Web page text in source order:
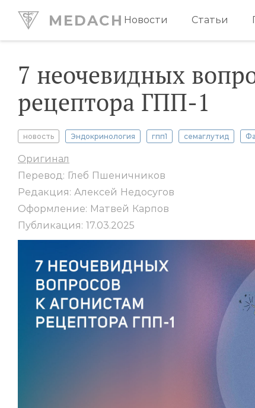
MEDACH Новости Статьи
7 неочевидных
рецептора ГПП-1
новость Эндокринология гпп1 семаглутид
Оригинал
Перевод: Глеб Пшеничников
Редакция: Алексей Недосугов
Оформление: Матвей Карпов
Публикация: 17.03.2025